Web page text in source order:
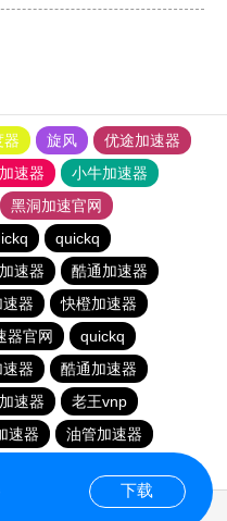
器 旋风
优途加速器
速器
小牛加速器
黑洞加速官网
quickq
速器
酷通加速器
器
快橙加速器
器官网
quickq
器
酷通加速器
速器
老王vnp
速器
油管加速器
下载